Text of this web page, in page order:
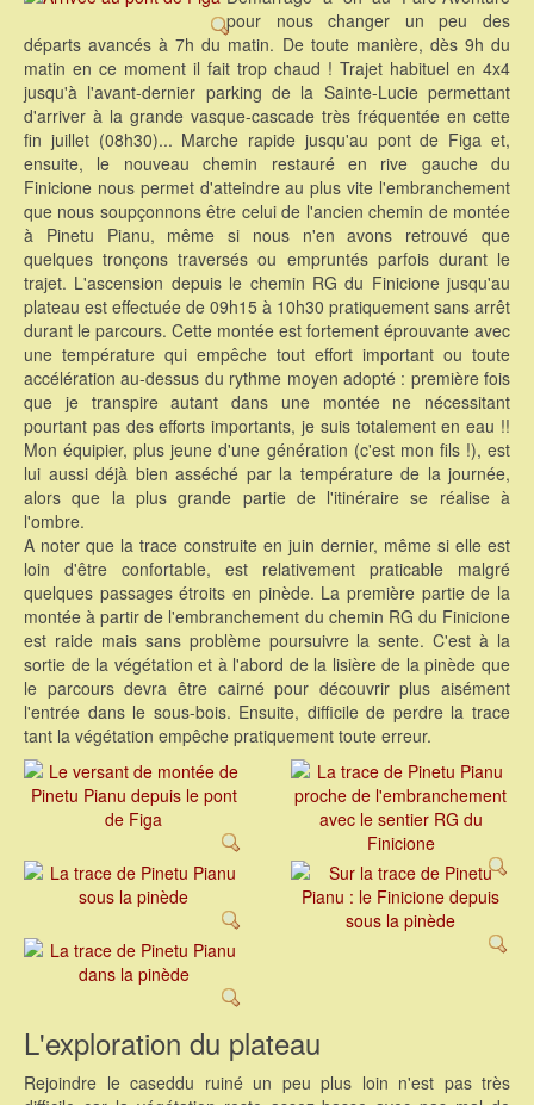
pour nous changer un peu des
départs avancés à 7h du matin. De toute manière, dès 9h du
matin en ce moment il fait trop chaud ! Trajet habituel en 4x4
jusqu'à l'avant-dernier parking de la Sainte-Lucie permettant
d'arriver à la grande vasque-cascade très fréquentée en cette
fin juillet (08h30)... Marche rapide jusqu'au pont de Figa et,
ensuite, le nouveau chemin restauré en rive gauche du
Finicione nous permet d'atteindre au plus vite l'embranchement
que nous soupçonnons être celui de l'ancien chemin de montée
à Pinetu Pianu, même si nous n'en avons retrouvé que
quelques tronçons traversés ou empruntés parfois durant le
trajet. L'ascension depuis le chemin RG du Finicione jusqu'au
plateau est effectuée de 09h15 à 10h30 pratiquement sans arrêt
durant le parcours. Cette montée est fortement éprouvante avec
une température qui empêche tout effort important ou toute
accélération au-dessus du rythme moyen adopté : première fois
que je transpire autant dans une montée ne nécessitant
pourtant pas des efforts importants, je suis totalement en eau !!
Mon équipier, plus jeune d'une génération (c'est mon fils !), est
lui aussi déjà bien asséché par la température de la journée,
alors que la plus grande partie de l'itinéraire se réalise à
l'ombre.
A noter que la trace construite en juin dernier, même si elle est
loin d'être confortable, est relativement praticable malgré
quelques passages étroits en pinède. La première partie de la
montée à partir de l'embranchement du chemin RG du Finicione
est raide mais sans problème poursuivre la sente. C'est à la
sortie de la végétation et à l'abord de la lisière de la pinède que
le parcours devra être cairné pour découvrir plus aisément
l'entrée dans le sous-bois. Ensuite, difficile de perdre la trace
tant la végétation empêche pratiquement toute erreur.
L'exploration du plateau
Rejoindre le caseddu ruiné un peu plus loin n'est pas très